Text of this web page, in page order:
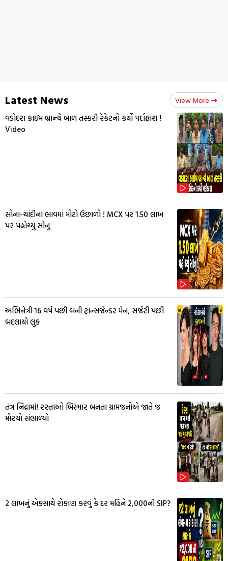
Latest News View More
વડોદરા ક્રાઇમ બ્રાન્ચે બાળ તસ્કરી રેકેટનો કર્યો પર્દાફાશ !
Video
સોના-ચાંદીના ભાવમાં મોટો ઉછાળો ! MCX પર ₹1.50 લાખ
પર પહોચ્યું સોનું
અભિનેત્રી 16 વર્ષ પછી બની ટ્રાન્સજેન્ડર મેન, સર્જરી પછી
બદલાયો લુક
તંત્ર નિદ્રામાં! રસ્તાઓ બિસ્માર બનતા ગ્રામજનોએ જાતે જ
મોરચો સંભાળ્યો
₹2 લાખનું એકસાથે રોકાણ કરવું કે દર મહિને ₹2,000ની SIP?